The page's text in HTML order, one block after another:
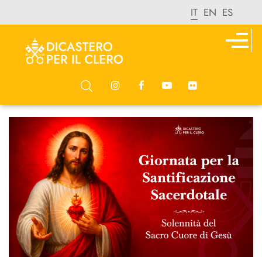
IT EN ES